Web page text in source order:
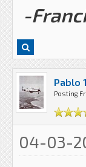
-
Pablo
Posting
04-03-